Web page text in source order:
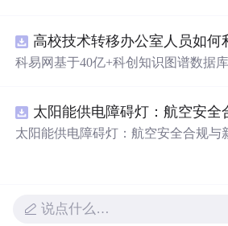
科易网基于40亿+科创知识图谱数据
新领域的AI+数智化解决方案，推动
智能化发展。
太阳能供电障碍灯：航空安全合规与
说点什么…